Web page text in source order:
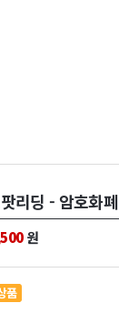
리딩 - 암호화폐
원
품